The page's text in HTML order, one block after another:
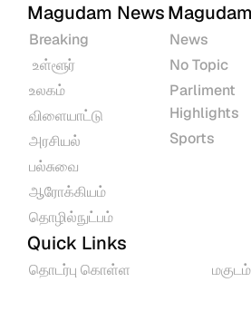
Magudam News
Breaking
உள்ளூர்
உலகம்
விளையாட்டு
அரசியல்
பல்சுவை
ஆரோக்கியம்
தொழில்நுட்பம்
News
No Topic
Parliment
Highlights
Sports
Quick Links
தொடர்பு கொள்ள